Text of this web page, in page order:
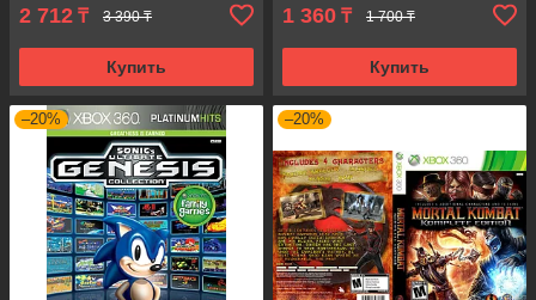
2 712 ₸ 3 390 ₸
Купить
1 360 ₸ 1 700 ₸
Купить
–20% –20%